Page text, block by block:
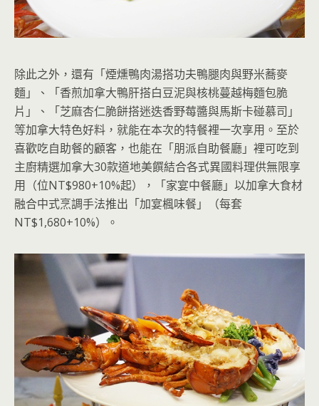
除此之外，還有「煙燻鴨肉湯搭功夫鴨腿肉與野米蕎麥
麵」、「香煎加拿大鴨肝搭白豆泥與核桃蔓越梅麵包脆
片」、「芝麻杏仁脆餅搭迷迭香野莓醬與馬斯卡碰慕司」
等加拿大特色好料，就能在本次的特餐裡一次享用。至於
喜歡吃自助餐的顧客，也能在「朋派自助餐廳」裡可吃到
主廚精選加拿大30款道地美饌結合各式異國料理供無限享
用（位NT$980+10%起），「家宴中餐廳」以加拿大食材
融合中式烹調手法推出「加宴楓味餐」（每套
NT$1,680+10%）。